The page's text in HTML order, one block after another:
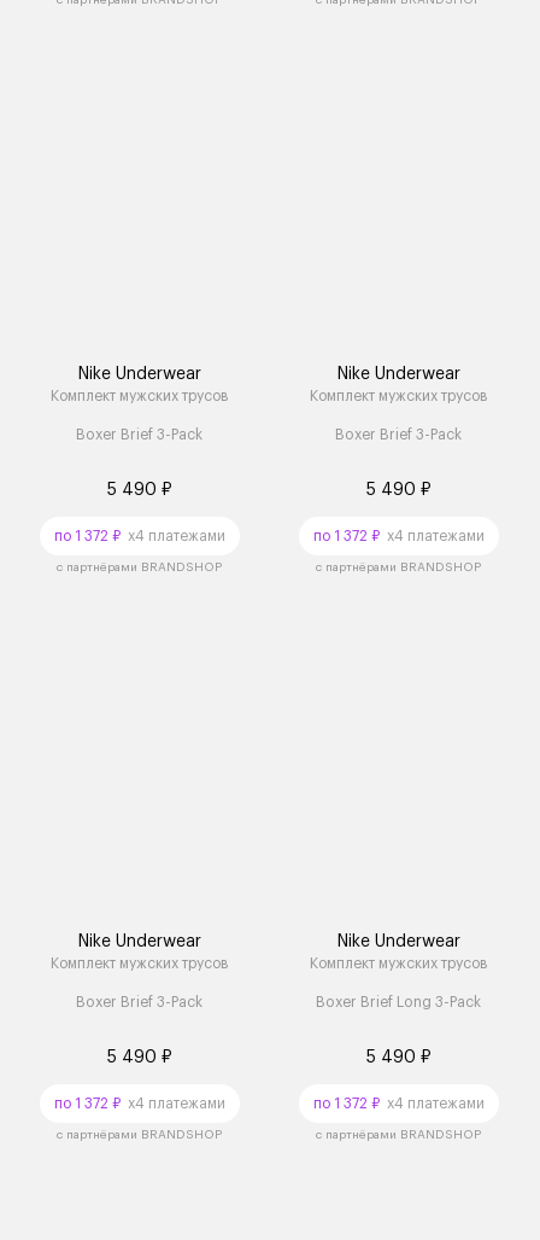
Nike Underwear
Комплект мужских трусов
Boxer Brief 3-Pack
5 490 ₽
по 1 372 ₽x4 платежами
с партнёрами BRANDSHOP
Nike Underwear
Комплект мужских трусов
Boxer Brief 3-Pack
5 490 ₽
по 1 372 ₽x4 платежами
с партнёрами BRANDSHOP
Nike Underwear
Комплект мужских трусов
Boxer Brief 3-Pack
5 490 ₽
по 1 372 ₽x4 платежами
с партнёрами BRANDSHOP
Nike Underwear
Комплект мужских трусов
Boxer Brief Long 3-Pack
5 490 ₽
по 1 372 ₽x4 платежами
с партнёрами BRANDSHOP